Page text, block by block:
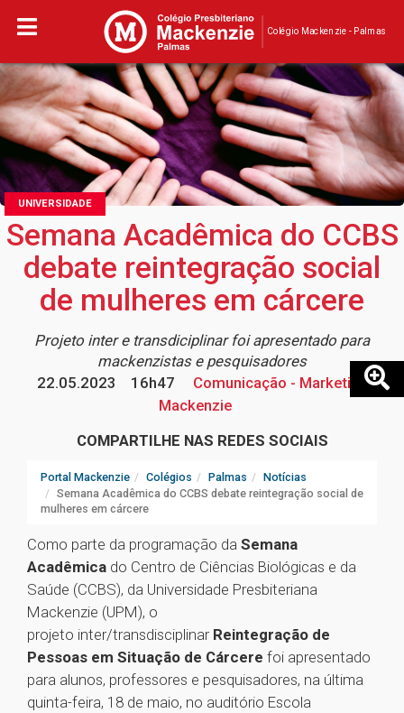
Colégio Mackenzie - Palmas
UNIVERSIDADE
Semana Acadêmica do CCBS
debate reintegração social
de mulheres em cárcere
Projeto inter e transdiciplinar foi apresentado para
mackenzistas e pesquisadores
22.05.2023
16h47
Comunicação - Marketing
Mackenzie
COMPARTILHE NAS REDES SOCIAIS
Portal Mackenzie Colégios Palmas
Notícias
Semana Acadêmica do CCBS debate reintegração social de
mulheres em cárcere
Como parte da programação da Semana
Acadêmica do Centro de Ciências Biológicas e da
Saúde (CCBS), da Universidade Presbiteriana
Mackenzie (UPM), o
projeto inter/transdisciplinar Reintegração de
Pessoas em Situação de Cárcere foi apresentado
para alunos, professores e pesquisadores, na última
quinta-feira, 18 de maio, no auditório Escola